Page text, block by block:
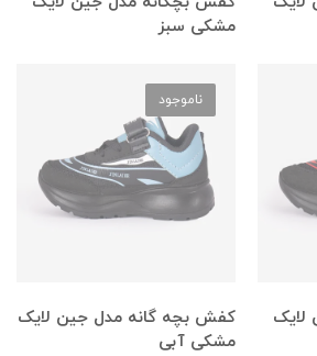
مشکی سبز
کفش بچه گانه مدل جین لایک
مشکی آبی
ناموجود